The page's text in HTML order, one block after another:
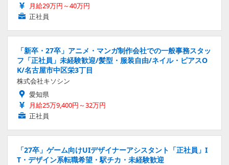
月給29万円～40万円
正社員
「新卒・27卒」アニメ・マンガ制作会社での一般事務スタッ
フ「正社員」未経験歓迎/髪型・服装自由/ネイル・ピアスO
K/名古屋市中区栄3丁目
株式会社キソシン
愛知県
月給25万9,400円～32万円
正社員
「27卒」ゲーム向けUIデザイナーアシスタント「正社員」I
T・デザイン系転職希望・駅チカ・未経験歓迎